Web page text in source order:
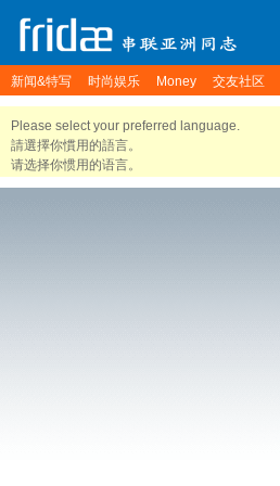
新闻&特写 时尚娱乐 Money 交友社区
Please select your preferred language.
請選擇你慣用的語言。
请选择你惯用的语言。